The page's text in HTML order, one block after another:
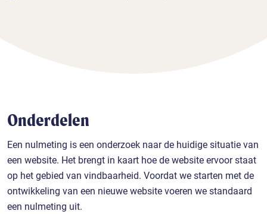
Onderdelen
Een nulmeting is een onderzoek naar de huidige situatie van
een website. Het brengt in kaart hoe de website ervoor staat
op het gebied van vindbaarheid. Voordat we starten met de
ontwikkeling van een nieuwe website voeren we standaard
een nulmeting uit.